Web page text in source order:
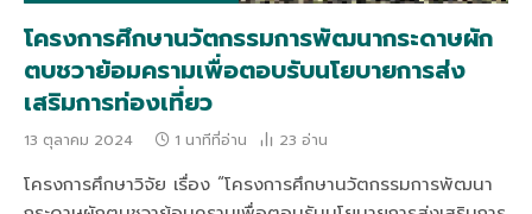
โครงการศึกษานวัตกรรมการพัฒนากระดาษผัก
ตบชวาย้อมครามเพื่อตอบรับนโยบายการส่ง
เสริมการท่องเที่ยว
13 ตุลาคม 2024 1 นาทีที่อ่าน 23 อ่าน
โครงการศึกษาวิจัย เรื่อง “โครงการศึกษานวัตกรรมการพัฒนา